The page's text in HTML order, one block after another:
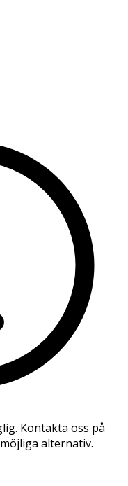
Kontakta oss på
alternativ.